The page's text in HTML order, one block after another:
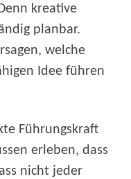
kreative
planbar.
welche
Idee führen
Führungskraft
erleben, dass
nicht jeder